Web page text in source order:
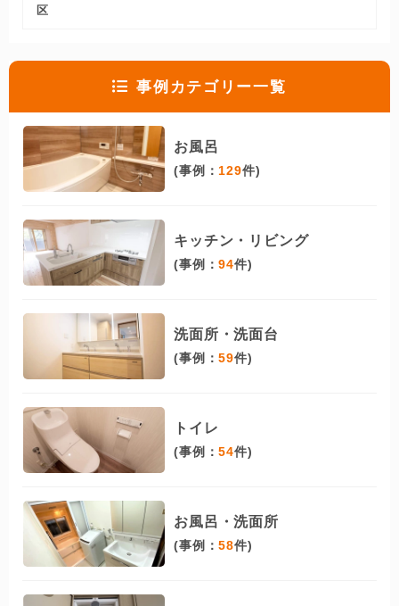
区
事例カテゴリー一覧
お風呂
(事例： 129件)
キッチン・リビング
(事例：94件)
洗面所・洗面台
(事例：59件)
トイレ
(事例：54件)
お風呂・洗面所
(事例：58件)